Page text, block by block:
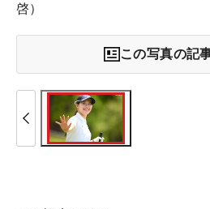
啓）
この写真の記